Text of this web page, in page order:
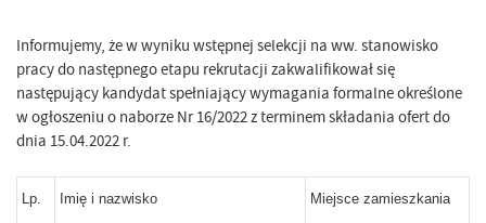
Informujemy, że w wyniku wstępnej selekcji na ww. stanowisko
pracy do następnego etapu rekrutacji zakwalifikował się
następujący kandydat spełniający wymagania formalne określone
w ogłoszeniu o naborze Nr 16/2022 z terminem składania ofert do
dnia 15.04.2022 r.
Lp. Imię i nazwisko Miejsce zamieszkania